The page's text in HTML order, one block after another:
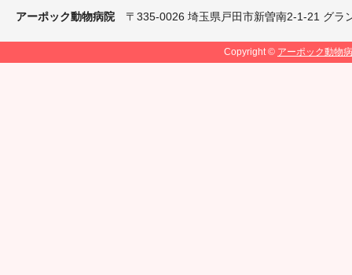
アーポック動物病院〒335-0026 埼玉県戸田市新曽南2-1-21 グラ
Copyright © アーポック動物